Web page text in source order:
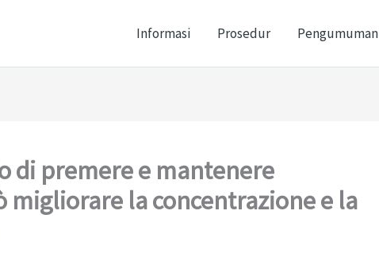
Informasi Prosedur Pengumuman
di premere e mantenere
migliorare la concentrazione e la